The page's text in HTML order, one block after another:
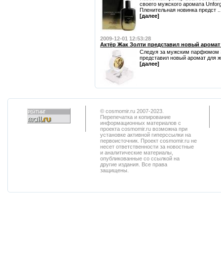
своего мужского аромата
Пленительная новинка предст
[далее]
2009-12-01 12:53:28
Актёр Жак Золти представил новый
Следуя за мужским парфюмом
представил новый аромат для
[далее]
© cosmomir.ru 2007-2023.
Перепечатка и копирование
информационных материалов с
проекта cosmomir.ru возможна при
установке активной гиперссылки на
первоисточник. Проект cosmomir.ru не
несет ответственности за новостные
и аналитические материалы,
опубликованные со ссылкой на
другие издания. Все права
защищены.